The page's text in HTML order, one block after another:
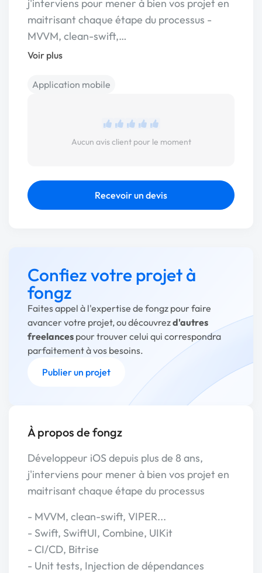
j'interviens pour mener à bien vos projet en
maitrisant chaque étape du processus -
MVVM, clean-swift,…
Voir plus
Application mobile
Aucun avis client pour le moment
Recevoir un devis
Confiez votre projet à
fongz
Faites appel à l'expertise de fongz pour faire
avancer votre projet, ou découvrezd'autres
freelances pour trouver celui qui correspondra
parfaitement à vos besoins.
Publier un projet
À propos de fongz
Développeur iOS depuis plus de 8 ans,
j'interviens pour mener à bien vos projet en
maitrisant chaque étape du processus
- MVVM, clean-swift, VIPER...
- Swift, SwiftUI, Combine, UIKit
- CI/CD, Bitrise
- Unit tests, Injection de dépendances